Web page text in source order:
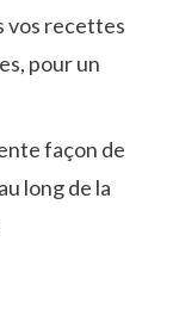
vos recettes
pour un
façon de
long de la